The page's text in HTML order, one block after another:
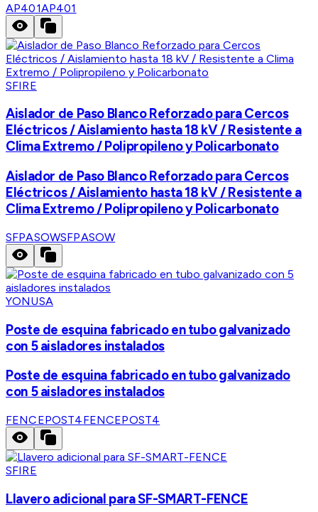
AP401AP401
SFIRE
Aislador de Paso Blanco Reforzado para Cercos
Eléctricos / Aislamiento hasta 18 kV / Resistente a
Clima Extremo / Polipropileno y Policarbonato
Aislador de Paso Blanco Reforzado para Cercos
Eléctricos / Aislamiento hasta 18 kV / Resistente a
Clima Extremo / Polipropileno y Policarbonato
SFPASOWSFPASOW
YONUSA
Poste de esquina fabricado en tubo galvanizado
con 5 aisladores instalados
Poste de esquina fabricado en tubo galvanizado
con 5 aisladores instalados
FENCEPOST4FENCEPOST4
SFIRE
Llavero adicional para SF-SMART-FENCE